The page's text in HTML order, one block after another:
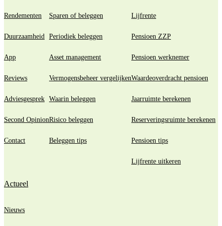
Rendementen
Duurzaamheid
App
Reviews
Adviesgesprek
Second Opinion
Contact
Sparen of beleggen
Periodiek beleggen
Asset management
Vermogensbeheer vergelijken
Waarin beleggen
Risico beleggen
Beleggen tips
Lijfrente
Pensioen ZZP
Pensioen werknemer
Waardeoverdracht pensioen
Jaarruimte berekenen
Reserveringsruimte berekenen
Pensioen tips
Lijfrente uitkeren
Actueel
Nieuws